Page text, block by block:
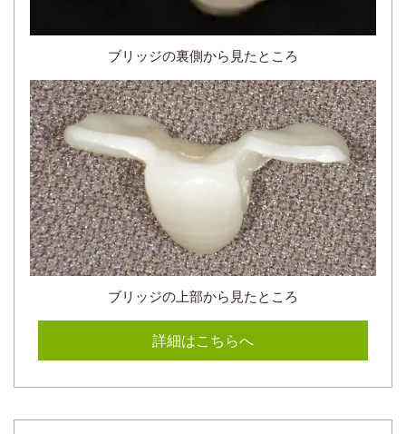
ブリッジの裏側から見たところ
ブリッジの上部から見たところ
詳細はこちらへ